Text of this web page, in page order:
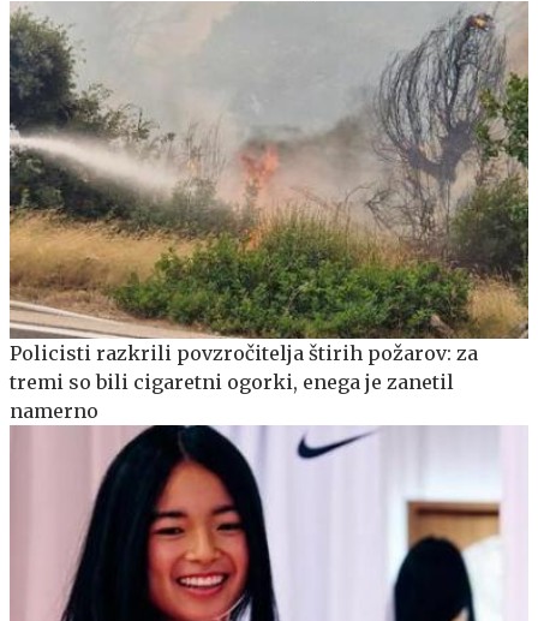
Policisti razkrili povzročitelja štirih požarov: za
tremi so bili cigaretni ogorki, enega je zanetil
namerno